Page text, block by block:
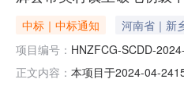
中标｜中标通知 河南省｜新
项目编号： HNZFCG-SCDD-
正文内容： 本项目于2024-04-